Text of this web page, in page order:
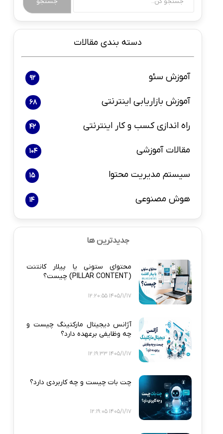
دسته بندی مقالات
آموزش سئو 92
آموزش بازاریابی اینترنتی 68
راه اندازی کسب و کار اینترنتی 42
مقالات آموزشی 104
سیستم مدیریت محتوا 15
هوش مصنوعی 14
جدیدترین ها
محتوای ستونی یا پیلار کانتنت
(PILLAR CONTENT) چیست؟
1405/1/17 12:20:55
آژانس دیجیتال مارکتینگ چیست و
چه وظایفی برعهده دارد؟
1405/1/17 12:19:33
چت بات چیست و چه کاربردی دارد؟
1405/1/17 12:19:05